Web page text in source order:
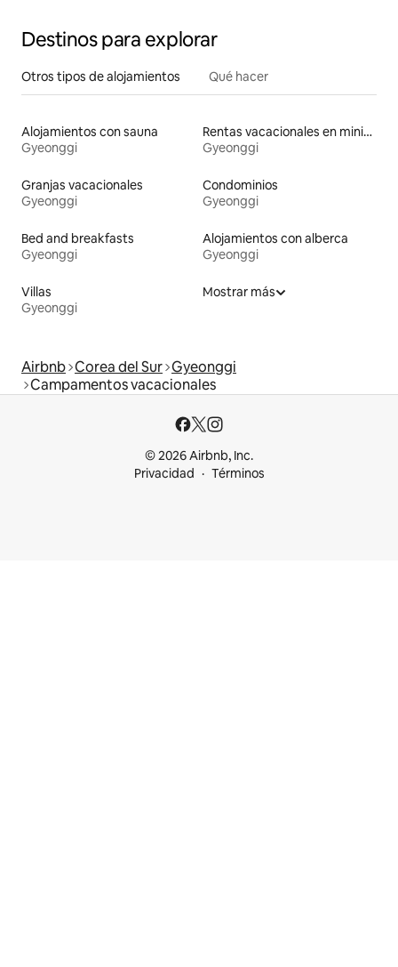
Destinos para explorar
Otros tipos de alojamientos Qué hacer
Alojamientos con sauna
Gyeonggi
Rentas vacacionales en minicasas
Gyeonggi
Granjas vacacionales
Gyeonggi
Condominios
Gyeonggi
Bed and breakfasts
Gyeonggi
Alojamientos con alberca
Gyeonggi
Villas
Gyeonggi
Mostrar más
Airbnb Corea del Sur Gyeonggi
Campamentos vacacionales
© 2026 Airbnb, Inc.
Privacidad
Términos